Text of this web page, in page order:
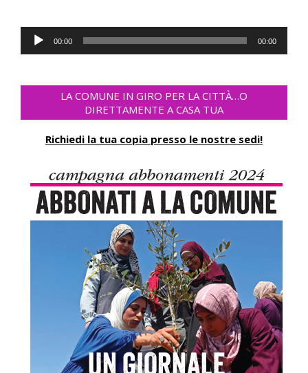
Audio-
Player
00:00 00:00
LA COMUNE IN GIRO PER LA CITTÀ…O
DIRETTAMENTE A CASA TUA
Richiedi la tua copia presso le nostre sedi!